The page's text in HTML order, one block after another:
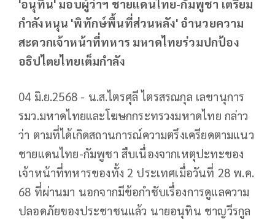
'อนุทิน' มอบผู้ว่าฯ ชายแดนไทย-กัมพูชา เตรียม
กำลังหนุน 'พิทักษ์พื้นที่ส่วนหลัง' อำนวยความ
สะดวกเจ้าหน้าที่ทหาร มหาดไทยร่วมปกป้อง
อธิปไตยไทยเต็มกำลัง
04 มิ.ย.2568 - น.ส.ไตรศุลี ไตรสรณกุล เลขานุการ
รมว.มหาดไทยและโฆษกกระทรวงมหาดไทย กล่าว
ว่า ตามที่ได้เกิดสถานการณ์ความตรึงเครียดตามแนว
ชายแดนไทย-กัมพูชา สืบเนื่องจากเหตุปะทะของ
เจ้าหน้าที่ทหารของทั้ง 2 ประเทศเมื่อวันที่ 28 พ.ค.
68 ที่ผ่านมา นอกจากมีข้อกำชับเรื่องการดูแลความ
ปลอดภัยของประชาชนแล้ว นายอนุทิน ชาญวีรกูล